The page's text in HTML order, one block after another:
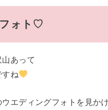
ォト♡
あって
ね
エディングフォトを見か